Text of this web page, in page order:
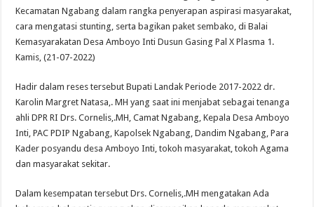
Kecamatan Ngabang dalam rangka penyerapan aspirasi masyarakat,
cara mengatasi stunting, serta bagikan paket sembako, di Balai
Kemasyarakatan Desa Amboyo Inti Dusun Gasing Pal X Plasma 1.
Kamis, (21-07-2022)
Hadir dalam reses tersebut Bupati Landak Periode 2017-2022 dr.
Karolin Margret Natasa,. MH yang saat ini menjabat sebagai tenanga
ahli DPR RI Drs. Cornelis,.MH, Camat Ngabang, Kepala Desa Amboyo
Inti, PAC PDIP Ngabang, Kapolsek Ngabang, Dandim Ngabang, Para
Kader posyandu desa Amboyo Inti, tokoh masyarakat, tokoh Agama
dan masyarakat sekitar.
Dalam kesempatan tersebut Drs. Cornelis,.MH mengatakan Ada